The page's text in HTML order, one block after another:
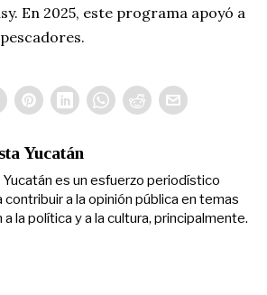
En 2025, este programa apoyó a
Yucatán
Yucatán es un esfuerzo periodístico
contribuir a la opinión pública en temas
a la política y a la cultura, principalmente.